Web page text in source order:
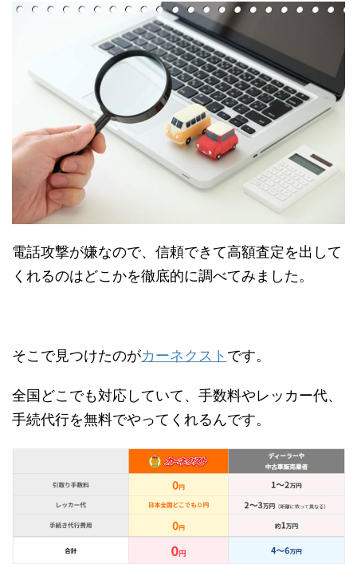
電話攻撃が嫌なので、信頼できて高額査定を出して
くれるのはどこかを徹底的に調べてみました。
そこで見つけたのがカーネクスト です。
全国どこでも対応していて、手数料やレッカー代、
手続代行を無料でやってくれるんです。